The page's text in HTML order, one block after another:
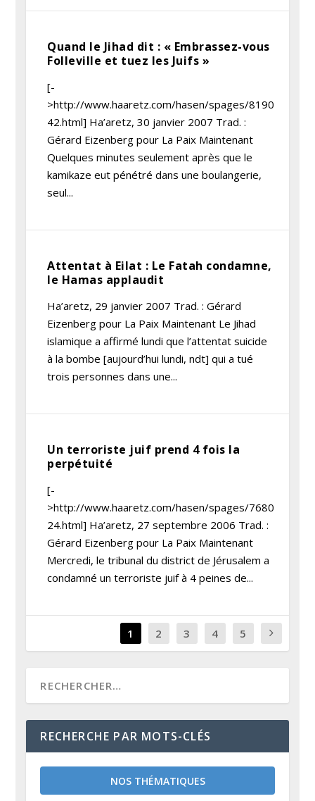
Quand le Jihad dit : « Embrassez-vous
Folleville et tuez les Juifs »
[-
>http://www.haaretz.com/hasen/spages/8190
42.html] Ha’aretz, 30 janvier 2007 Trad. :
Gérard Eizenberg pour La Paix Maintenant
Quelques minutes seulement après que le
kamikaze eut pénétré dans une boulangerie,
seul...
Attentat à Eilat : Le Fatah condamne,
le Hamas applaudit
Ha’aretz, 29 janvier 2007 Trad. : Gérard
Eizenberg pour La Paix Maintenant Le Jihad
islamique a affirmé lundi que l’attentat suicide
à la bombe [aujourd’hui lundi, ndt] qui a tué
trois personnes dans une...
Un terroriste juif prend 4 fois la
perpétuité
[-
>http://www.haaretz.com/hasen/spages/7680
24.html] Ha’aretz, 27 septembre 2006 Trad. :
Gérard Eizenberg pour La Paix Maintenant
Mercredi, le tribunal du district de Jérusalem a
condamné un terroriste juif à 4 peines de...
1 2 3 4 5
RECHERCHE PAR MOTS-CLÉS
NOS THÉMATIQUES